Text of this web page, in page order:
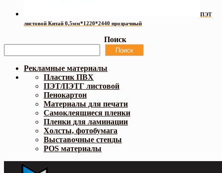
ПЭТ
листовой Китай 0,5мм*1220*2440 прозрачный
Поиск
Поиск
Рекламные материалы
Пластик ПВХ
ПЭТ/ПЭТГ листовой
Пенокартон
Материалы для печати
Самоклеящиеся пленки
Пленки для ламинации
Холсты, фотобумага
Выставочные стенды
POS материалы